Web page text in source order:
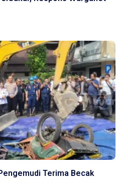
Terima Becak